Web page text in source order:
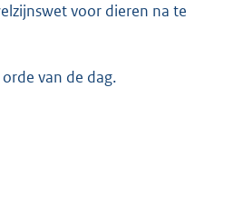
voor dieren na te
van de dag.